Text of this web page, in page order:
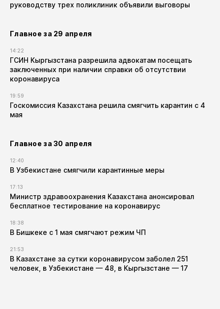
руководству трех поликлиник объявили выговоры
Главное за 29 апреля
14:22
ГСИН Кыргызстана разрешила адвокатам посещать
заключенных при наличии справки об отсутствии
коронавируса
19:59
Госкомиссия Казахстана решила смягчить карантин с 4
мая
Главное за 30 апреля
12:40
В Узбекистане смягчили карантинные меры
17:13
Министр здравоохранения Казахстана анонсировал
бесплатное тестирование на коронавирус
18:38
В Бишкеке с 1 мая смягчают режим ЧП
21:53
В Казахстане за сутки коронавирусом заболел 251
человек, в Узбекистане — 48, в Кыргызстане — 17